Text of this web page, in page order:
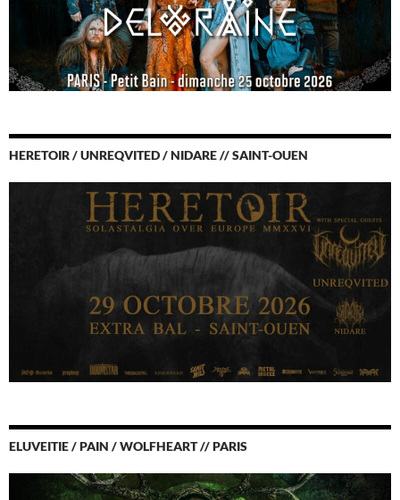
HERETOIR / UNREQVITED / NIDARE // SAINT-OUEN
ELUVEITIE / PAIN / WOLFHEART // PARIS